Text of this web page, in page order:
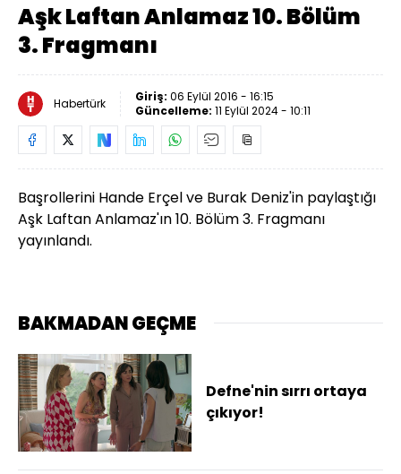
Aşk Laftan Anlamaz 10. Bölüm
3. Fragmanı
Habertürk Giriş: 06 Eylül 2016 - 16:15
Güncelleme: 11 Eylül 2024 - 10:11
Başrollerini Hande Erçel ve Burak Deniz'in paylaştığı
Aşk Laftan Anlamaz'ın 10. Bölüm 3. Fragmanı
yayınlandı.
BAKMADAN GEÇME
Defne'nin sırrı ortaya
çıkıyor!